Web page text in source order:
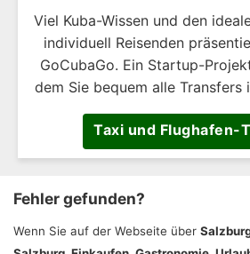
Viel Kuba-Wissen und den
individuell Reisenden
GoCubaGo. Ein Startup-
dem Sie bequem alle Transfers
Taxi und Flughafen-
Fehler gefunden?
Wenn Sie auf der Webseite über